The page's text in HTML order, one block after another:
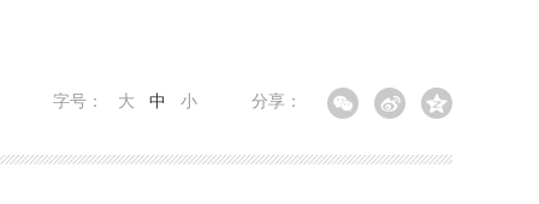
分享：
字号： 大 中 小